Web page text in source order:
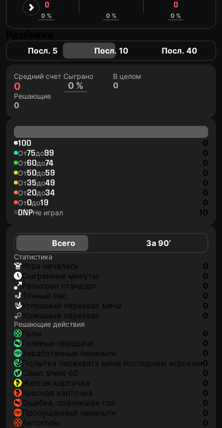
0
0 % 0 %
0
0 %
Посл. 5 Посл. 10 Посл. 40
Средний счет
0
Сыграно
0 %
В целом
0
Решающие
0
100 0
От75до99 0
От60до74 0
От50до59 0
От35до49 0
От20до34 0
От0до19 0
DNPНе играл 10
Всего За 90’
Статистика
игра началась
0
сыгранные минуты
0
разыгран стандарт
0
точный пас
0
успешный перехват мяча
0
успешный перехват
0
Решающие действия
голы
0
голевые передачи
0
заработанные пенальти
0
попытка перехвата мяча последним игроком0
clean sheet 60
0
желтая карточка
0
красная карточка
0
ошибка, повлекшая гол
0
пропущенный пенальти
0
автоголы
0